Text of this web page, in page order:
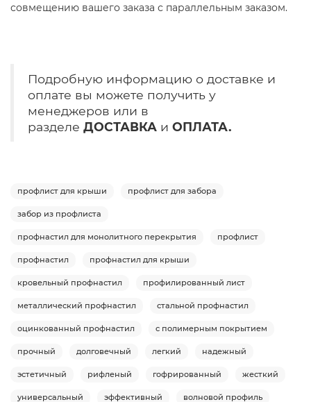
совмещению вашего заказа с параллельным заказом.
Подробную информацию о доставке и
оплате вы можете получить у
менеджеров или в
разделе ДОСТАВКА и ОПЛАТА.
профлист для крыши профлист для забора
забор из профлиста
профнастил для монолитного перекрытия профлист
профнастил профнастил для крыши
кровельный профнастил профилированный лист
металлический профнастил стальной профнастил
оцинкованный профнастил с полимерным покрытием
прочный долговечный легкий надежный
эстетичный рифленый гофрированный жесткий
универсальный эффективный волновой профиль